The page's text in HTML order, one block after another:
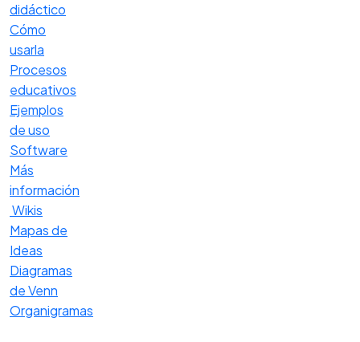
didáctico
Cómo
usarla
Procesos
educativos
Ejemplos
de uso
Software
Más
información
Wikis
Mapas de
Ideas
Diagramas
de Venn
Organigramas